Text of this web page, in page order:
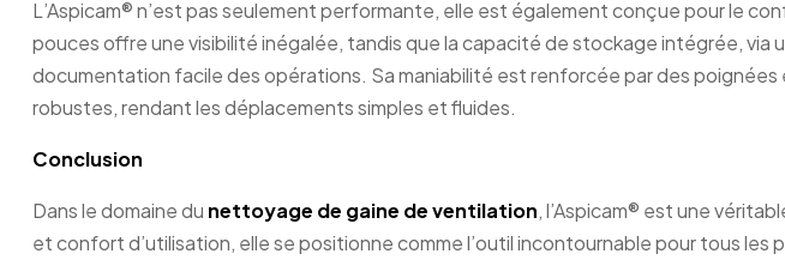
L’Aspicam® n’est pas seulement performante, elle est également conçue pour le
pouces offre une visibilité inégalée, tandis que la capacité de stockage intégrée, via
documentation facile des opérations. Sa maniabilité est renforcée par des
robustes, rendant les déplacements simples et fluides.
Conclusion
Dans le domaine du nettoyage de gaine de ventilation, l’Aspicam® est une
et confort d’utilisation, elle se positionne comme l’outil incontournable pour tous les